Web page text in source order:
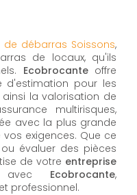
de débarras Soissons,
de locaux, qu'ils
Ecobrocanteoffre
d'estimation pour les
la valorisation de
multirisques,
avec la plus grande
exigences. Que ce
évaluer des pièces
de votre entreprise
Ecobrocante,
professionnel.